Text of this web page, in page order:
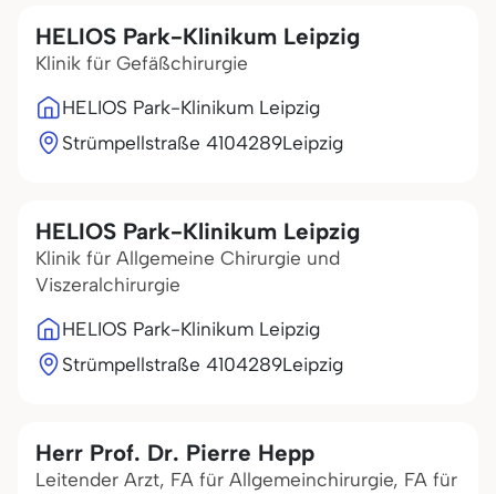
HELIOS Park-Klinikum Leipzig
Klinik für Gefäßchirurgie
HELIOS Park-Klinikum Leipzig
Strümpellstraße 4104289Leipzig
HELIOS Park-Klinikum Leipzig
Klinik für Allgemeine Chirurgie und
Viszeralchirurgie
HELIOS Park-Klinikum Leipzig
Strümpellstraße 4104289Leipzig
Herr Prof. Dr. Pierre Hepp
Leitender Arzt, FA für Allgemeinchirurgie, FA für